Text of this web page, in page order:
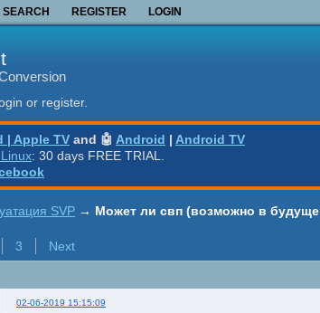
SEARCH REGISTER LOGIN
or register.
| Apple TV and 🤖 Android | Android TV
: 30 days FREE TRIAL.
SVP → Может ли свп (возможно в
3 Next
02-06-2019 15:15:09